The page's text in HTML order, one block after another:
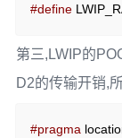
#define
第三,LWIP的
D2的传输开销,
#pragma